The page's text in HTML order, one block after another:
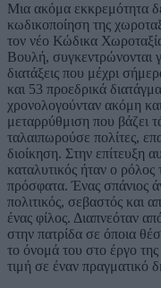
Μια ακόμα εκκρεμότητα
κωδικοποίηση της
τον νέο Κώδικα
Βουλή, συγκεντρώνονται
διατάξεις που μέχρι
και 53 προεδρικά
χρονολογούνταν ακόμη
μεταρρύθμιση που βάζει
ταλαιπωρούσε πολίτες,
διοίκηση. Στην επίτευξη
καταλυτικός ήταν ο
πρόσφατα. Ένας σπάνιος
πολιτικός, σεβαστός και
ένας φίλος. Διαπνεόταν
στην πατρίδα σε όποια
το όνομά του στο έργο
τιμή σε έναν πραγματικό